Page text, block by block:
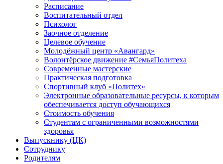
Расписание
Воспитательный отдел
Психолог
Заочное отделение
Целевое обучение
Молодёжный центр «Авангард»
Волонтёрское движение #СемьяПолитеха
Современные мастерские
Практическая подготовка
Спортивный клуб «Политех»
Электронные образовательные ресурсы, к которым
обеспечивается доступ обучающихся
Стоимость обучения
Студентам с ограниченными возможностями
здоровья
Выпускнику (ЦК)
Сотруднику
Родителям